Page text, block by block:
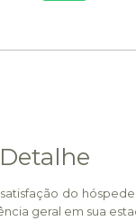
do
geral em sua